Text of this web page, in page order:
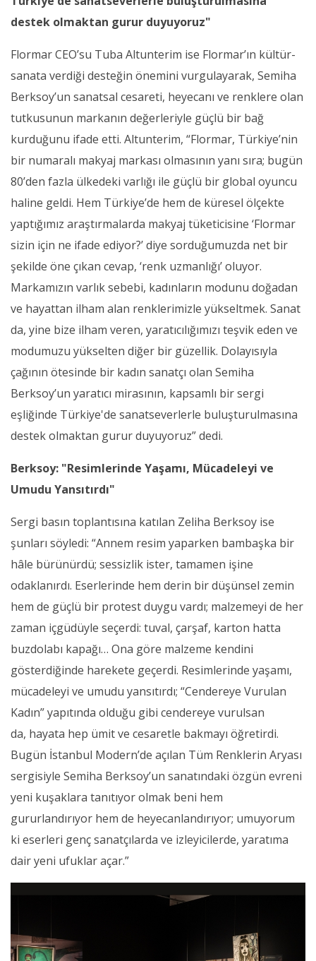
destek olmaktan gurur duyuyoruz"
Flormar CEO’su Tuba Altunterim ise Flormar’ın kültür-
sanata verdiği desteğin önemini vurgulayarak, Semiha
Berksoy’un sanatsal cesareti, heyecanı ve renklere olan
tutkusunun markanın değerleriyle güçlü bir bağ
kurduğunu ifade etti. Altunterim, “Flormar, Türkiye’nin
bir numaralı makyaj markası olmasının yanı sıra; bugün
80’den fazla ülkedeki varlığı ile güçlü bir global oyuncu
haline geldi. Hem Türkiye’de hem de küresel ölçekte
yaptığımız araştırmalarda makyaj tüketicisine ‘Flormar
sizin için ne ifade ediyor?’ diye sorduğumuzda net bir
şekilde öne çıkan cevap, ‘renk uzmanlığı’ oluyor.
Markamızın varlık sebebi, kadınların modunu doğadan
ve hayattan ilham alan renklerimizle yükseltmek. Sanat
da, yine bize ilham veren, yaratıcılığımızı teşvik eden ve
modumuzu yükselten diğer bir güzellik. Dolayısıyla
çağının ötesinde bir kadın sanatçı olan Semiha
Berksoy’un yaratıcı mirasının, kapsamlı bir sergi
eşliğinde Türkiye'de sanatseverlerle buluşturulmasına
destek olmaktan gurur duyuyoruz” dedi.
Berksoy: "Resimlerinde Yaşamı, Mücadeleyi ve
Umudu Yansıtırdı"
Sergi basın toplantısına katılan Zeliha Berksoy ise
şunları söyledi: “Annem resim yaparken bambaşka bir
hâle bürünürdü; sessizlik ister, tamamen işine
odaklanırdı. Eserlerinde hem derin bir düşünsel zemin
hem de güçlü bir protest duygu vardı; malzemeyi de her
zaman içgüdüyle seçerdi: tuval, çarşaf, karton hatta
buzdolabı kapağı… Ona göre malzeme kendini
gösterdiğinde harekete geçerdi. Resimlerinde yaşamı,
mücadeleyi ve umudu yansıtırdı; “Cendereye Vurulan
Kadın” yapıtında olduğu gibi cendereye vurulsan
da, hayata hep ümit ve cesaretle bakmayı öğretirdi.
Bugün İstanbul Modern’de açılan Tüm Renklerin Aryası
sergisiyle Semiha Berksoy’un sanatındaki özgün evreni
yeni kuşaklara tanıtıyor olmak beni hem
gururlandırıyor hem de heyecanlandırıyor; umuyorum
ki eserleri genç sanatçılarda ve izleyicilerde, yaratıma
dair yeni ufuklar açar.”